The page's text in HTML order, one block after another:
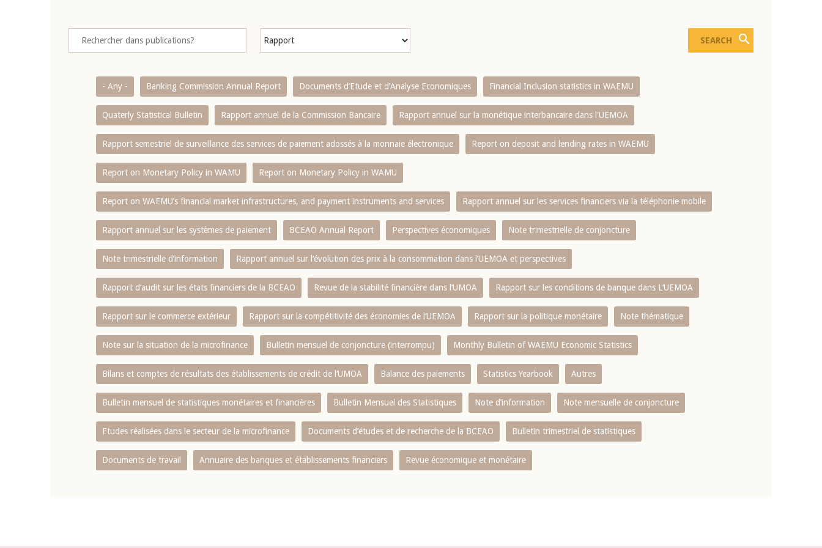
- Any - Banking Commission Annual Report Documents d’Etude et d’Analyse Economiques Financial Inclusion statistics in WAEMU
Quaterly Statistical Bulletin Rapport annuel de la Commission Bancaire Rapport annuel sur la monétique interbancaire dans l'UEMOA
Rapport semestriel de surveillance des services de paiement adossés à la monnaie électronique Report on deposit and lending rates in WAEMU
Report on Monetary Policy in WAMU Report on Monetary Policy in WAMU
Report on WAEMU’s financial market infrastructures, and payment instruments and services Rapport annuel sur les services financiers via la téléphonie mobile
Rapport annuel sur les systèmes de paiement BCEAO Annual Report Perspectives économiques Note trimestrielle de conjoncture
Note trimestrielle d‘information Rapport annuel sur l‘évolution des prix à la consommation dans l‘UEMOA et perspectives
Rapport d‘audit sur les états financiers de la BCEAO Revue de la stabilité financière dans l‘UMOA Rapport sur les conditions de banque dans L‘UEMOA
Rapport sur le commerce extérieur Rapport sur la compétitivité des économies de l‘UEMOA Rapport sur la politique monétaire Note thématique
Note sur la situation de la microfinance Bulletin mensuel de conjoncture (interrompu) Monthly Bulletin of WAEMU Economic Statistics
Bilans et comptes de résultats des établissements de crédit de l‘UMOA Balance des paiements Statistics Yearbook Autres
Bulletin mensuel de statistiques monétaires et financières Bulletin Mensuel des Statistiques Note d’information Note mensuelle de conjoncture
Etudes réalisées dans le secteur de la microfinance Documents d’études et de recherche de la BCEAO Bulletin trimestriel de statistiques
Documents de travail Annuaire des banques et établissements financiers Revue économique et monétaire